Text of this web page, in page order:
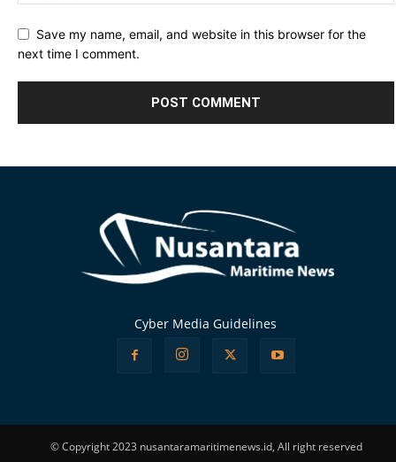
Save my name, email, and website in this browser for the
next time I comment.
Cyber Media Guidelines
© Copyright 2023 nusantaramaritimenews.id, All right reserved